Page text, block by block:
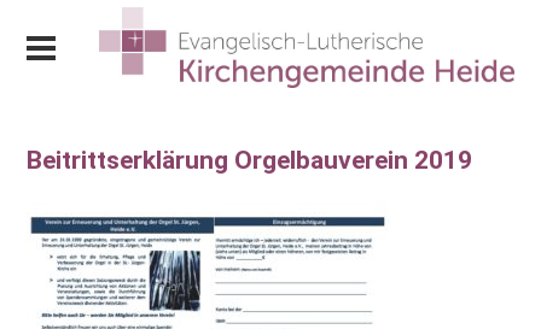
Beitrittserklärung Orgelbauverein 2019